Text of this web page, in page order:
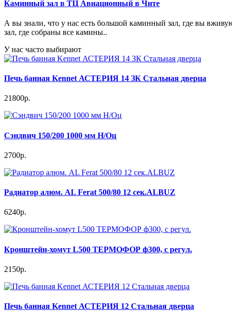
Каминный зал в ТЦ Авиационный в Чите
А вы знали, что у нас есть большой каминный зал, где вы
зал, где собраны все камины..
У нас часто выбирают
Печь банная Kennet АСТЕРИЯ 14 ЗК Стальная дверца
21800р.
Сэндвич 150/200 1000 мм Н/Оц
2700р.
Радиатор алюм. AL Ferat 500/80 12 сек.ALBUZ
6240р.
Кронштейн-хомут L500 ТЕРМОФОР ф300, с регул.
2150р.
Печь банная Kennet АСТЕРИЯ 12 Стальная дверца